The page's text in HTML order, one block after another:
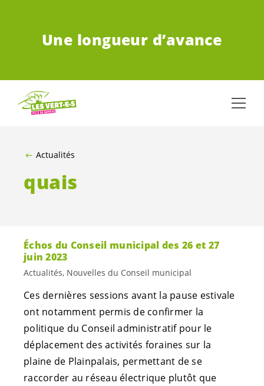
Une longueur d’avance
Actualités
quais
Échos du Conseil municipal des 26 et 27
juin 2023
Actualités, Nouvelles du Conseil municipal
Ces dernières sessions avant la pause estivale
ont notamment permis de confirmer la
politique du Conseil administratif pour le
déplacement des activités foraines sur la
plaine de Plainpalais, permettant de se
raccorder au réseau électrique plutôt que